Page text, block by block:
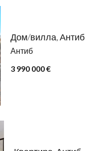
Дом/вилла, Антиб
Антиб
3 990 000 €